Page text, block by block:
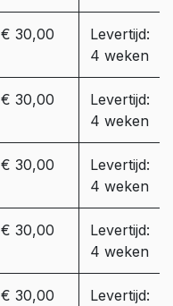
€ 30,00
Levertijd:
4 weken
€ 30,00
Levertijd:
4 weken
€ 30,00
Levertijd:
4 weken
€ 30,00
Levertijd:
4 weken
€ 30,00
Levertijd: